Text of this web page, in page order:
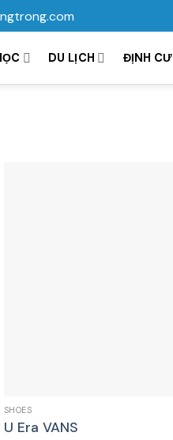
DU LỊCH ĐỊNH CƯ
SHOES
U Era VANS